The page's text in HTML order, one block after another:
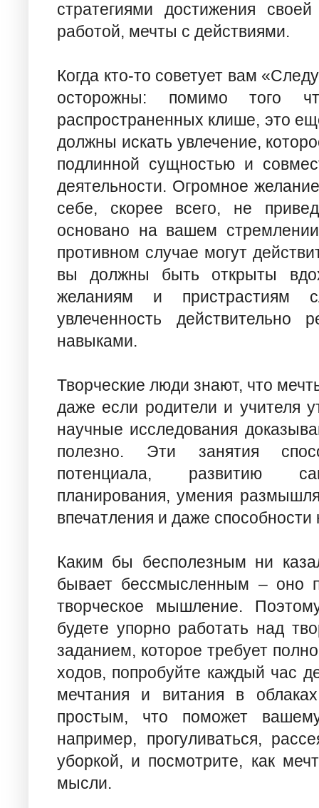
стратегиями достижения
работой, мечты с действиями.
Когда кто-то советует вам
осторожны: помимо того
распространенных клише, это
должны искать увлечение,
подлинной сущностью и
деятельности. Огромное
себе, скорее всего, не
основано на вашем
противном случае могут
вы должны быть открыты
желаниям и пристрастиям
увлеченность
навыками.
Творческие люди знают, что
даже если родители и учителя
научные исследования
полезно. Эти занятия
потенциала, развитию
планирования, умения
впечатления и даже способности
Каким бы бесполезным ни
бывает бессмысленным – оно
творческое мышление.
будете упорно работать над
заданием, которое требует
ходов, попробуйте каждый час
мечтания и витания в
простым, что поможет
например, прогуливаться,
уборкой, и посмотрите, как
мысли.